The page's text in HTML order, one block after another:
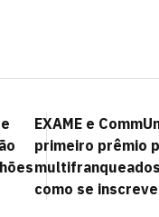
EXAME e
primeiro prêmio
como se